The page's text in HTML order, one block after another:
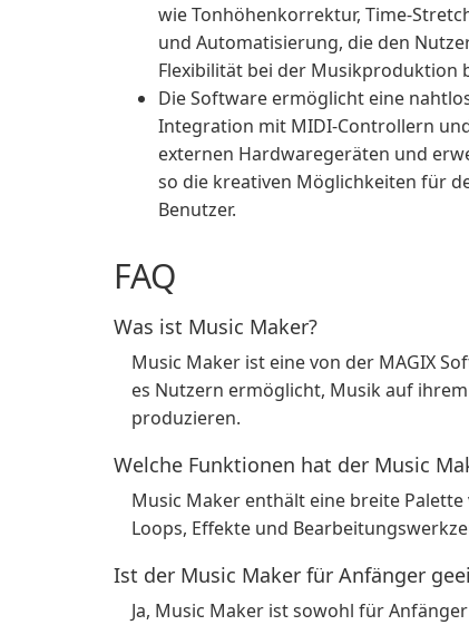
wie Tonhöhenkorrektur, Time-
und Automatisierung, die den
Flexibilität bei der Musikproduktion
Die Software ermöglicht eine
Integration mit MIDI-Controllern
externen Hardwaregeräten und
so die kreativen Möglichkeiten für
Benutzer.
FAQ
Was ist Music Maker?
Music Maker ist eine von der MAGIX
es Nutzern ermöglicht, Musik auf
produzieren.
Welche Funktionen hat der Music
Music Maker enthält eine breite
Loops, Effekte und
Ist der Music Maker für Anfänger
Ja, Music Maker ist sowohl für